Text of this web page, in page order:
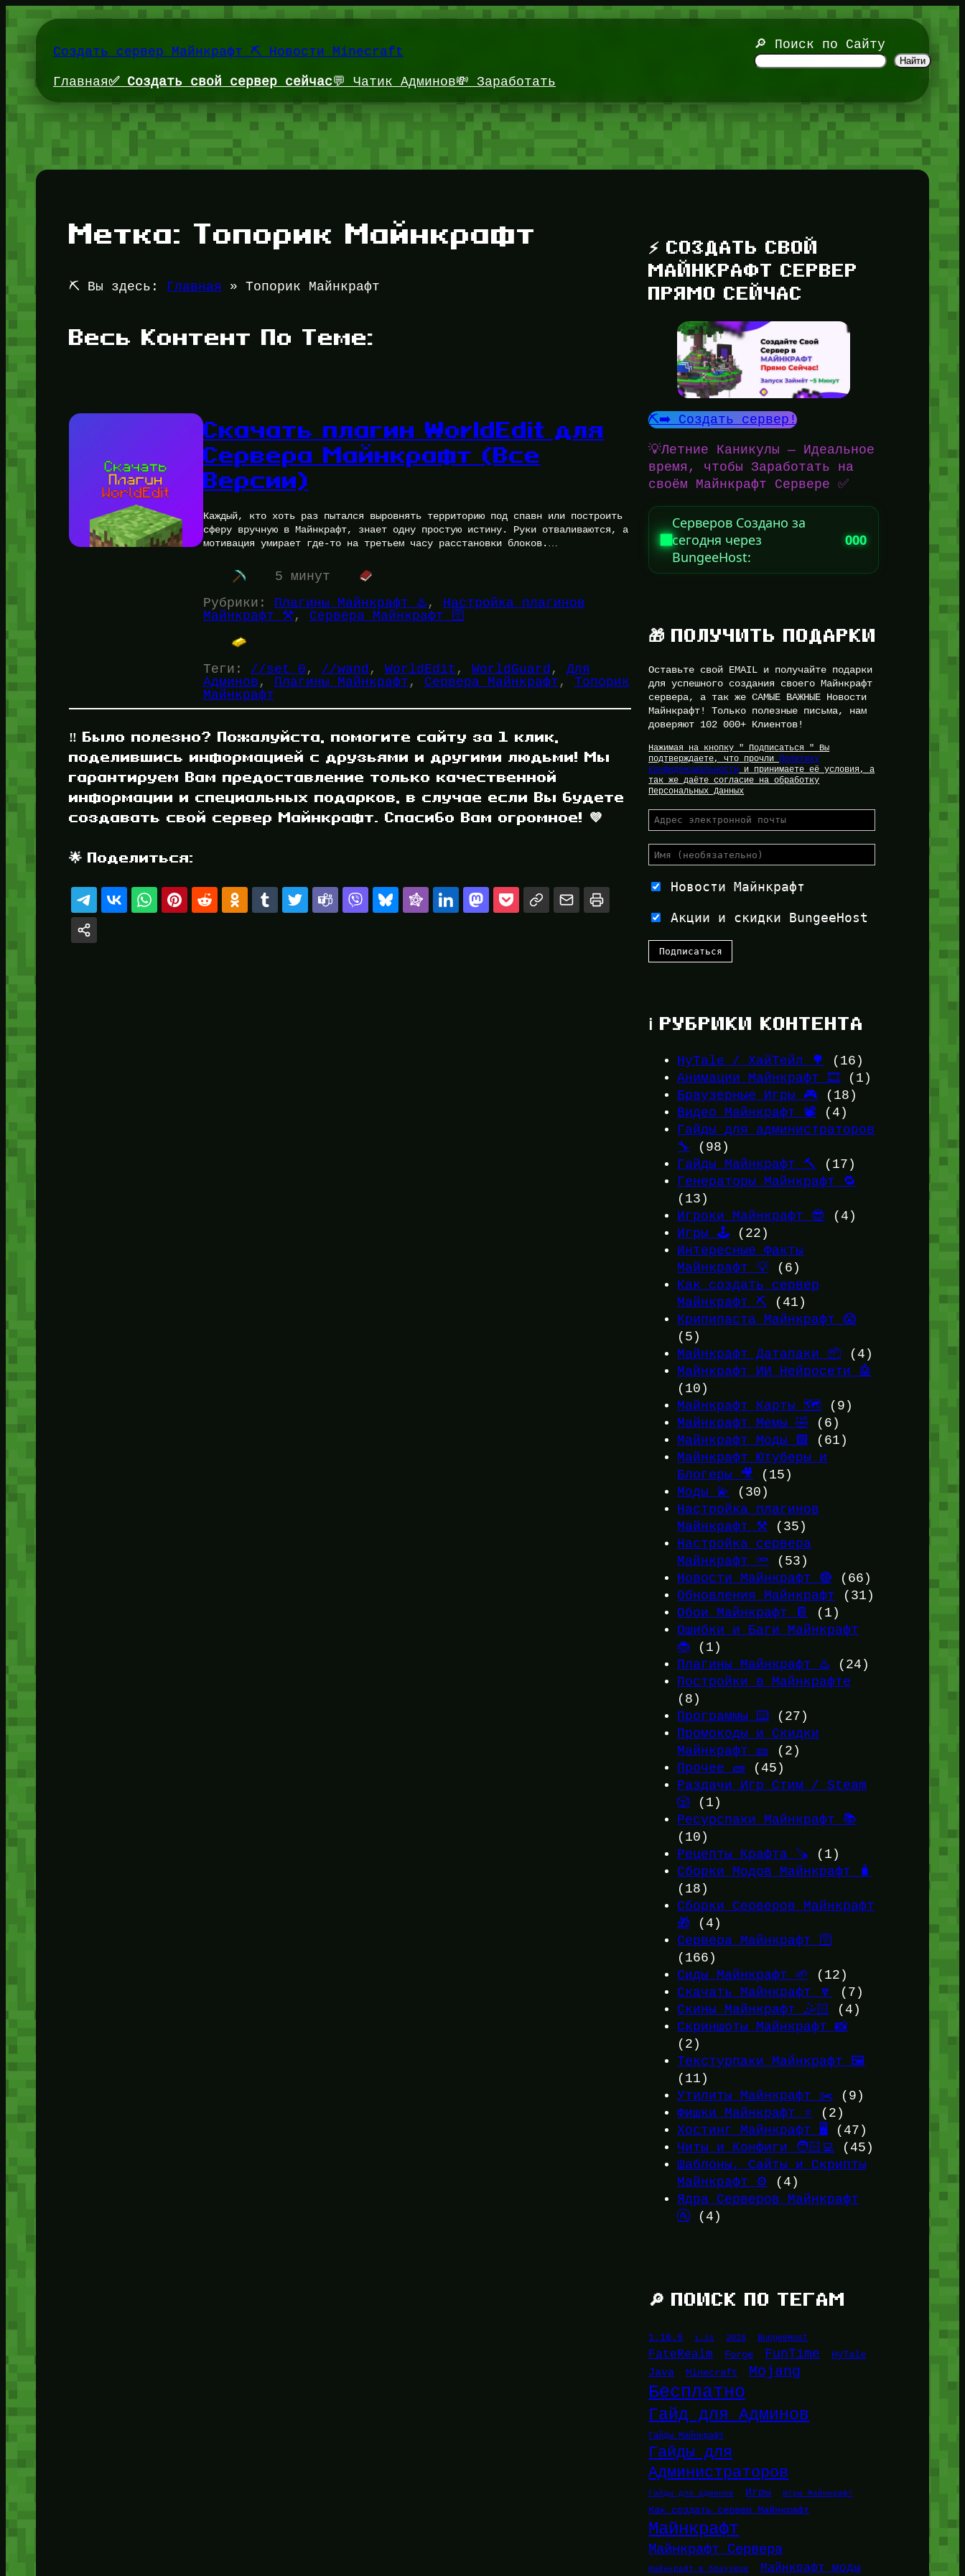
Перейти
к
содержимомуСоздать сервер Майнкрафт ⛏️ Новости Minecraft
🔎 Поиск по Сайту
Найти
Главная✅ Создать свой сервер сейчас💬 Чатик Админов💸 Заработать
Метка:Топорик Майнкрафт
⛏️ Вы здесь: Главная »Топорик Майнкрафт
Весь Контент По Теме:
Скачать плагин WorldEdit для
Сервера Майнкрафт (Все
Версии)
Каждый, кто хоть раз пытался выровнять территорию под спавн или построить
сферу вручную в Майнкрафт, знает одну простую истину. Руки отваливаются, а
мотивация умирает где-то на третьем часу расстановки блоков.…
5 минут
Рубрики: Плагины Майнкрафт ♨️ , Настройка плагинов
Майнкрафт ⚒️, Сервера Майнкрафт 🛜
Теги: //set 0 , //wand , WorldEdit , WorldGuard , Для
Админов , Плагины Майнкрафт , Сервера Майнкрафт , Топорик
Майнкрафт
‼️ Было полезно? Пожалуйста, помогите сайту за 1 клик,
поделившись информацией с друзьями и другими людьми! Мы
гарантируем Вам предоставление только качественной
информации и специальных подарков, в случае если Вы будете
создавать свой сервер Майнкрафт. Спасибо Вам огромное! 💜
🌟 Поделиться:
⚡ СОЗДАТЬ СВОЙ
МАЙНКРАФТ СЕРВЕР
ПРЯМО СЕЙЧАС
⛏️➡️ Создать сервер!
💡Летние Каникулы — Идеальное
время, чтобы Заработать на
своём Майнкрафт Сервере ✅
Серверов Создано за
сегодня через
BungeeHost:
000
🎁 ПОЛУЧИТЬ ПОДАРКИ
Оставьте свой EMAIL и получайте подарки
для успешного создания своего Майнкрафт
сервера, а так же САМЫЕ ВАЖНЫЕ Новости
Майнкрафт! Только полезные письма, нам
доверяют 102 000+ Клиентов!
Нажимая на кнопку " Подписаться " Вы
подтверждаете, что прочли Политику
Конфиденциальности и принимаете её условия, а
так же даёте согласие на обработку
Персональных Данных
Новости Майнкрафт
Акции и скидки BungeeHost
ℹ️ РУБРИКИ КОНТЕНТА
HyTale / ХайТейл 🌳
(16)
Анимации Майнкрафт 🎞️ (1)
Браузерные Игры 🎮 (18)
Видео Майнкрафт 📽️ (4)
Гайды для администраторов
🔧
(98)
Гайды Майнкрафт 🔨
(17)
Генераторы Майнкрафт 🔁
(13)
Игроки Майнкрафт 😎 (4)
Игры 🕹️ (22)
Интересные Факты
Майнкрафт 💡 (6)
Как создать сервер
Майнкрафт ⛏️ (41)
Крипипаста Майнкрафт 😱
(5)
Майнкрафт Датапаки 📦 (4)
Майнкрафт ИИ Нейросети 🤖
(10)
Майнкрафт Карты 🗺️ (9)
Майнкрафт Мемы 🤣 (6)
Майнкрафт Моды 🟩
(61)
Майнкрафт Ютуберы и
Блогеры 🎥
(15)
Моды 💫
(30)
Настройка плагинов
Майнкрафт ⚒️ (35)
Настройка сервера
Майнкрафт 🔦 (53)
Новости Майнкрафт 🔴 (66)
Обновления Майнкрафт (31)
Обои Майнкрафт 📔
(1)
Ошибки и Баги Майнкрафт
🐞 (1)
Плагины Майнкрафт ♨️ (24)
Постройки в Майнкрафте
(8)
Программы ⌨️
(27)
Промокоды и Скидки
Майнкрафт 🎫
(2)
Прочее 🧱 (45)
Раздачи Игр Стим / Steam
🎲 (1)
Ресурспаки Майнкрафт 📚
(10)
Рецепты Крафта 🪚 (1)
Сборки Модов Майнкрафт 🧳
(18)
Сборки Серверов Майнкрафт
🎁 (4)
Сервера Майнкрафт 🛜
(166)
Сиды Майнкрафт 🌱
(12)
Скачать Майнкрафт 🔽
(7)
Скины Майнкрафт 🤹🏻
(4)
Скриншоты Майнкрафт 📸
(2)
Текстурпаки Майнкрафт 🖼️
(11)
Утилиты Майнкрафт ✂️ (9)
Фишки Майнкрафт ⭐ (2)
Хостинг Майнкрафт 🖥️
(47)
Читы и Конфиги 🧑🏻‍💻 (45)
Шаблоны, Сайты и Скрипты
Майнкрафт ⚙️ (4)
Ядра Серверов Майнкрафт
🚰 (4)
🔎 ПОИСК ПО ТЕГАМ
1.16.5 1.21 2026 BungeeHost
FateRealm Forge FunTime HyTale
Java Minecraft Mojang
Бесплатно
Гайд для Админов
Гайды Майнкрафт
Гайды для
Администраторов
Гайды для админов Игры Игры Майнкрафт
Как создать сервер Майнкрафт
Майнкрафт
Майнкрафт Сервера
Майнкрафт в браузере Майнкрафт моды